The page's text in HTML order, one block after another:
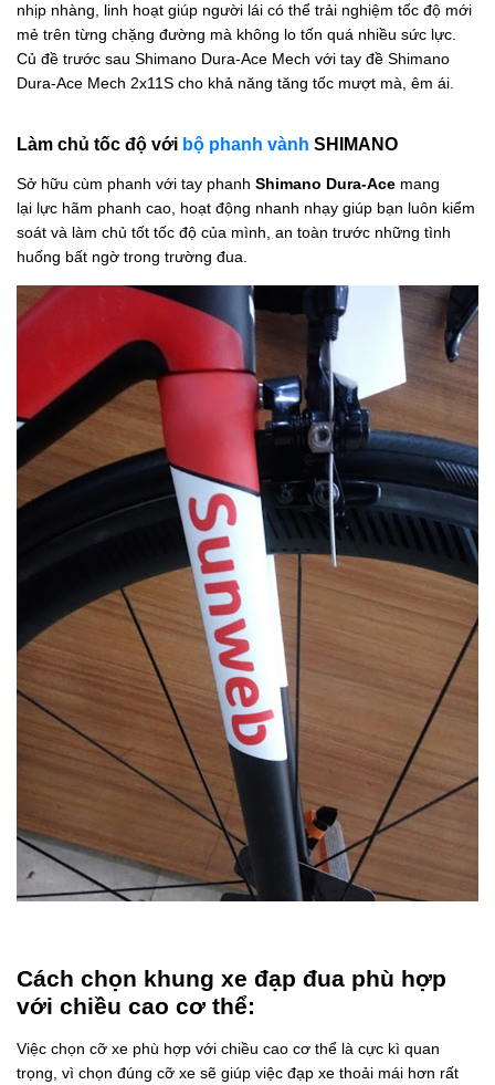
nhịp nhàng, linh hoạt giúp người lái có thể trải nghiệm tốc độ mới
mẻ trên từng chặng đường mà không lo tốn quá nhiều sức lực.
Củ đề trước sau Shimano Dura-Ace Mech với tay đề Shimano
Dura-Ace Mech 2x11S cho khả năng tăng tốc mượt mà, êm ái.
Làm chủ tốc độ với bộ phanh vành SHIMANO
Sở hữu cùm phanh với tay phanh Shimano Dura-Ace mang
lại lực hãm phanh cao, hoạt động nhanh nhạy giúp bạn luôn kiểm
soát và làm chủ tốt tốc độ của mình, an toàn trước những tình
huống bất ngờ trong trường đua.
Cách chọn khung xe đạp đua phù hợp
với chiều cao cơ thể:
Việc chọn cỡ xe phù hợp với chiều cao cơ thể là cực kì quan
trọng, vì chọn đúng cỡ xe sẽ giúp việc đạp xe thoải mái hơn rất